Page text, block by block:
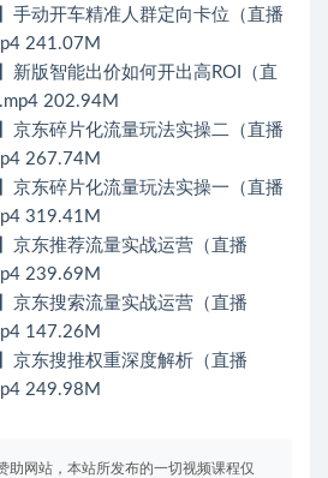
手动开车精准人群定向卡位（直播
241.07M
新版智能出价如何开出高ROI（直
202.94M
京东碎片化流量玩法实操二（直播
267.74M
京东碎片化流量玩法实操一（直播
319.41M
京东推荐流量实战运营（直播
239.69M
京东搜索流量实战运营（直播
147.26M
京东搜推权重深度解析（直播
249.98M
助网站，本站所发布的一切视频课程仅